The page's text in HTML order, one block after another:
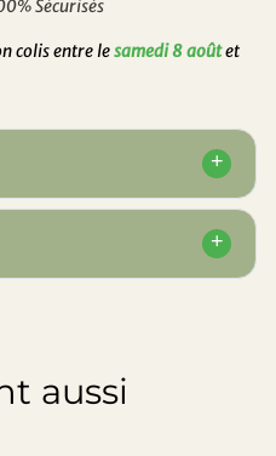
Sécurisés
colis entre lesamedi 8 aoûtet
aussi